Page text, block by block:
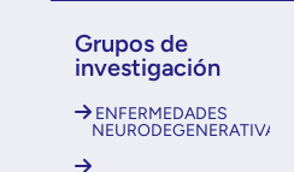
Grupos de
investigación
ENFERMEDADES
NEURODEGENERATIVAS